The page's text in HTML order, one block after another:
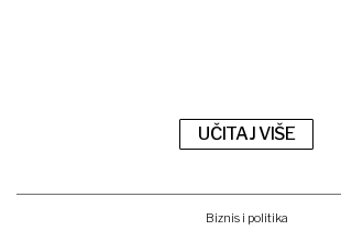
UČITAJ VIŠE
Biznis i politika